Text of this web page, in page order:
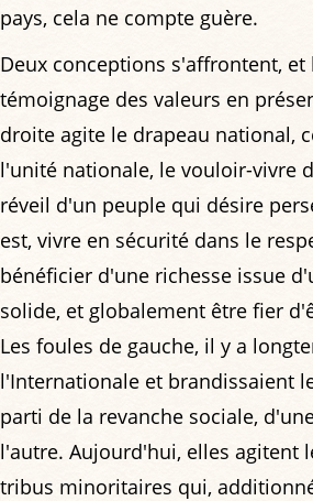
pays, cela ne compte guère.
Deux conceptions s'affrontent,
témoignage des valeurs en
droite agite le drapeau national,
l'unité nationale, le vouloir-vivre
réveil d'un peuple qui désire
est, vivre en sécurité dans le
bénéficier d'une richesse issue
solide, et globalement être fier
Les foules de gauche, il y a
l'Internationale et brandissaient
parti de la revanche sociale,
l'autre. Aujourd'hui, elles agitent
tribus minoritaires qui,